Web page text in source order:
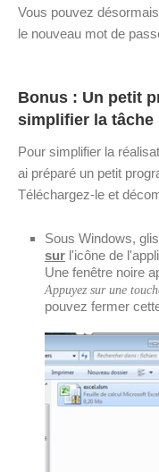
Vous pouvez
le nouveau mot de
Bonus : Un petit
simplifier la tâche
Pour simplifier la
ai préparé un petit
Téléchargez-le et
Sous Windows,
sur l'icône de
Une fenêtre noire
Appuyez sur une
pouvez fermer